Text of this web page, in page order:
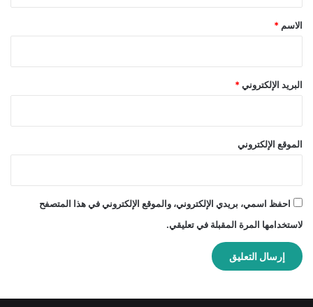
*
الاسم *
البريد الإلكتروني *
الموقع الإلكتروني
احفظ اسمي، بريدي الإلكتروني، والموقع الإلكتروني في هذا المتصفح
لاستخدامها المرة المقبلة في تعليقي.